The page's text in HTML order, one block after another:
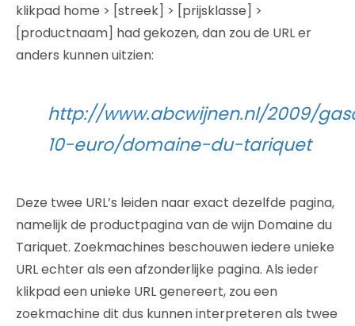
klikpad home > [streek] > [prijsklasse] >
[productnaam] had gekozen, dan zou de URL er
anders kunnen uitzien:
http://www.abcwijnen.nl/2009/
10-euro/domaine-du-tariquet
Deze twee URL’s leiden naar exact dezelfde pagina,
namelijk de productpagina van de wijn Domaine du
Tariquet. Zoekmachines beschouwen iedere unieke
URL echter als een afzonderlijke pagina. Als ieder
klikpad een unieke URL genereert, zou een
zoekmachine dit dus kunnen interpreteren als twee